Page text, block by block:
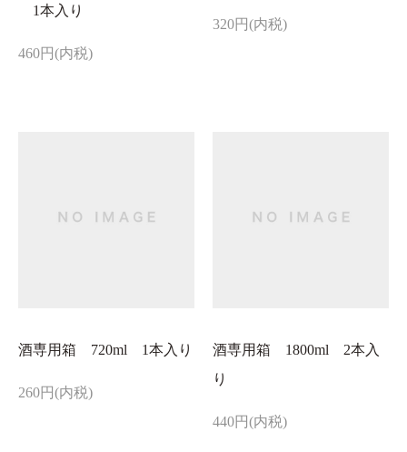
1本入り
460円(内税)
320円(内税)
酒専用箱 720ml 1本入り
260円(内税)
酒専用箱 1800ml 2本入
り
440円(内税)